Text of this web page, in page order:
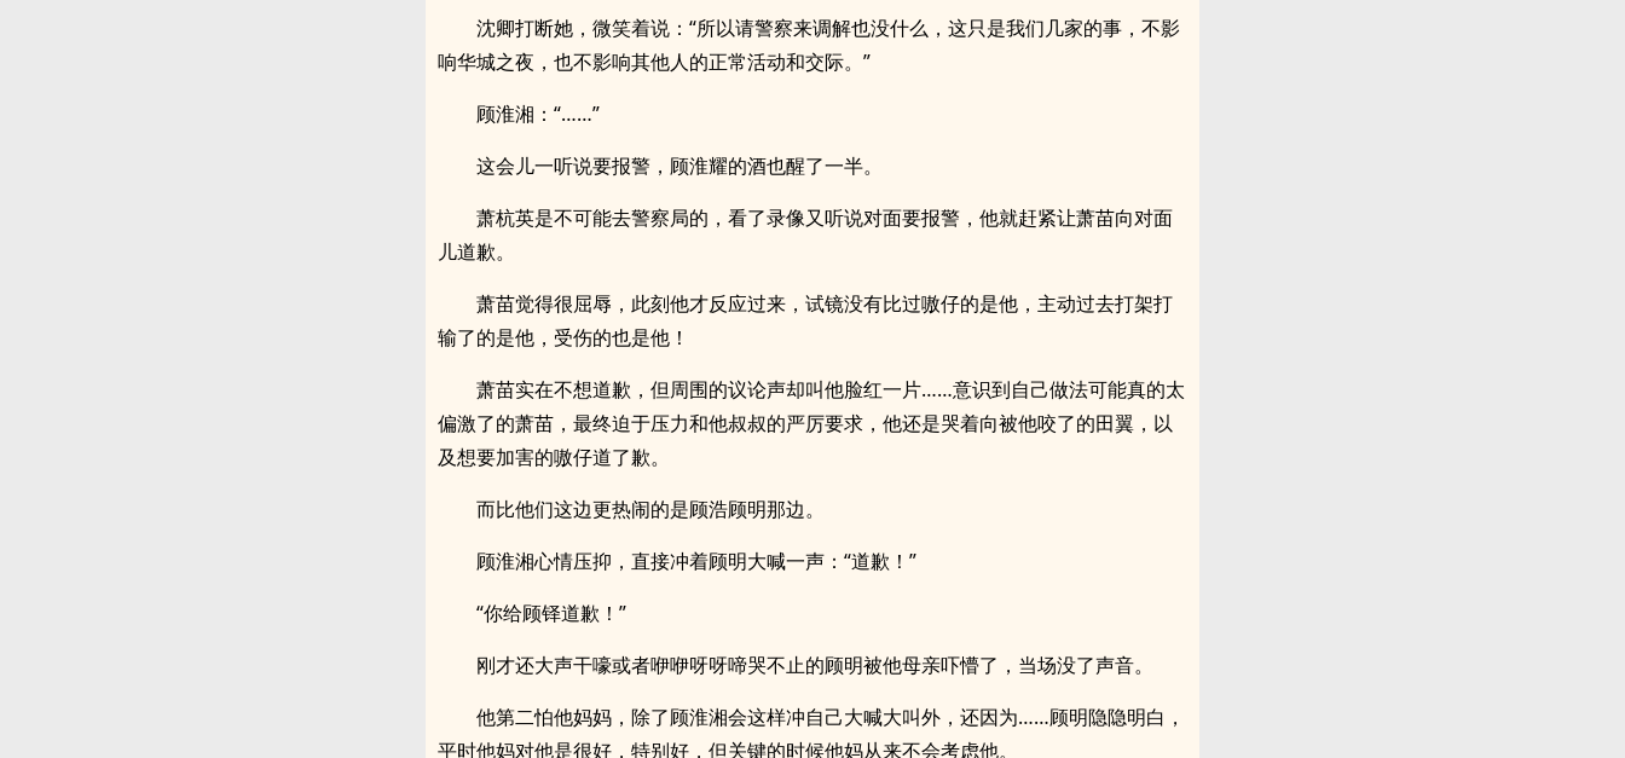
沈卿打断她，微笑着说：“所以请警察来调解也没什么，这只是我们几家的事，不影
响华城之夜，也不影响其他人的正常活动和交际。”
顾淮湘：“……”
这会儿一听说要报警，顾淮耀的酒也醒了一半。
萧杭英是不可能去警察局的，看了录像又听说对面要报警，他就赶紧让萧苗向对面
儿道歉。
萧苗觉得很屈辱，此刻他才反应过来，试镜没有比过嗷仔的是他，主动过去打架打
输了的是他，受伤的也是他！
萧苗实在不想道歉，但周围的议论声却叫他脸红一片……意识到自己做法可能真的太
偏激了的萧苗，最终迫于压力和他叔叔的严厉要求，他还是哭着向被他咬了的田翼，以
及想要加害的嗷仔道了歉。
而比他们这边更热闹的是顾浩顾明那边。
顾淮湘心情压抑，直接冲着顾明大喊一声：“道歉！”
“你给顾铎道歉！”
刚才还大声干嚎或者咿咿呀呀啼哭不止的顾明被他母亲吓懵了，当场没了声音。
他第二怕他妈妈，除了顾淮湘会这样冲自己大喊大叫外，还因为……顾明隐隐明白，
平时他妈对他是很好，特别好，但关键的时候他妈从来不会考虑他。